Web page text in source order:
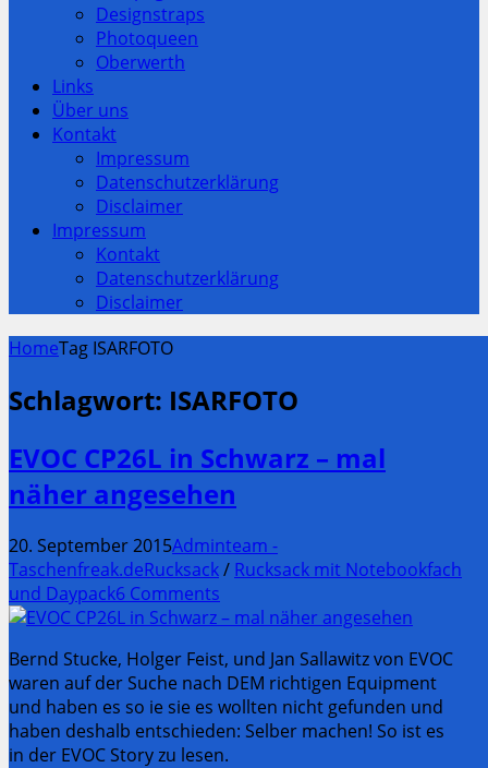
Designstraps
Photoqueen
Oberwerth
Links
Über uns
Kontakt
Impressum
Datenschutzerklärung
Disclaimer
Impressum
Kontakt
Datenschutzerklärung
Disclaimer
HomeTag ISARFOTO
Schlagwort: ISARFOTO
EVOC CP26L in Schwarz – mal
näher angesehen
20. September 2015Adminteam -
Taschenfreak.deRucksack/ Rucksack mit Notebookfach
und Daypack6 Comments
Bernd Stucke, Holger Feist, und Jan Sallawitz von EVOC
waren auf der Suche nach DEM richtigen Equipment
und haben es so ie sie es wollten nicht gefunden und
haben deshalb entschieden: Selber machen! So ist es
in der EVOC Story zu lesen.